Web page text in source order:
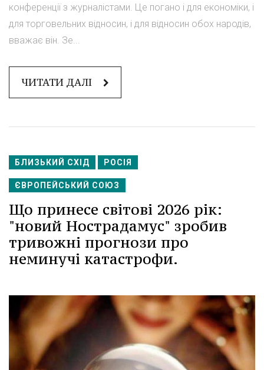
конференції з журналістами. Це погано і для економіки, і
для торговельних відносин, і для відносин обох народів,
вважає він. Зе...
ЧИТАТИ ДАЛІ
БЛИЗЬКИЙ СХІД РОСІЯ
ЄВРОПЕЙСЬКИЙ СОЮЗ
Що принесе світові 2026 рік:
"новий Нострадамус" зробив
тривожні прогнози про
неминучі катастрофи.